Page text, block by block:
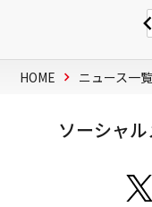
HOME ニュース一覧
ソーシャ